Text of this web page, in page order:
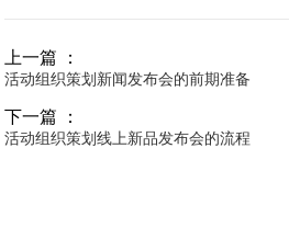
上一篇 ：
活动组织策划新闻发布会的前期准备
下一篇 ：
活动组织策划线上新品发布会的流程